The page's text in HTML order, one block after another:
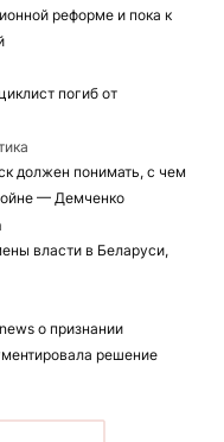
реформе и пока к
погиб от
должен понимать, с чем
— Демченко
власти в Беларуси,
о признании
решение